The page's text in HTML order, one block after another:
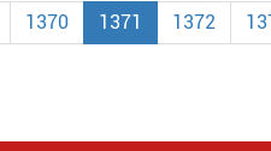
1370 1371 1372